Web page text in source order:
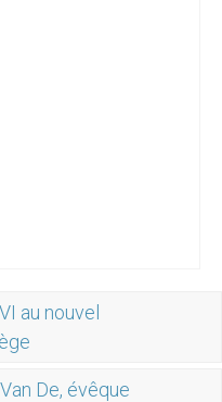
au nouvel
De, évêque